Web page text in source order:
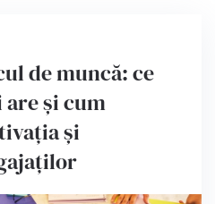
de muncă: ce
are și cum
și